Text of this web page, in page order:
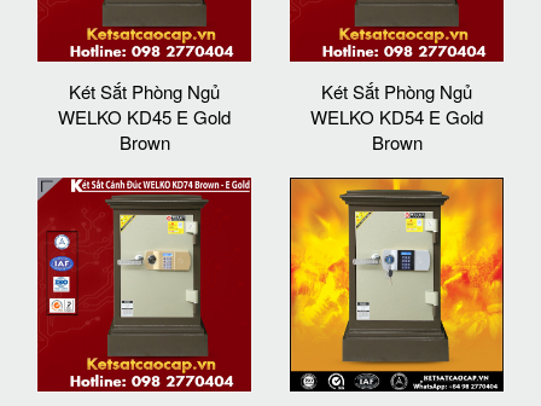
Két Sắt Phòng Ngủ
WELKO KD45 E Gold
Brown
Két Sắt Phòng Ngủ
WELKO KD54 E Gold
Brown